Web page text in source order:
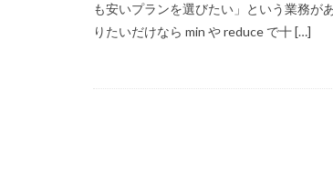
も安いプランを選びたい」という業務が
りたいだけなら min や reduce で十 […]